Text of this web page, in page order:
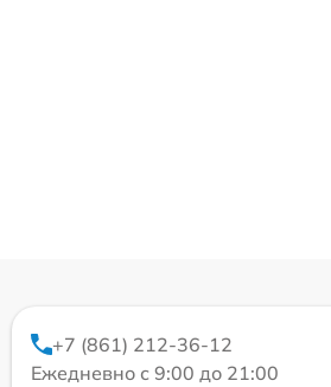
+7 (861) 212-36-12
Ежедневно с 9:00 до 21:00